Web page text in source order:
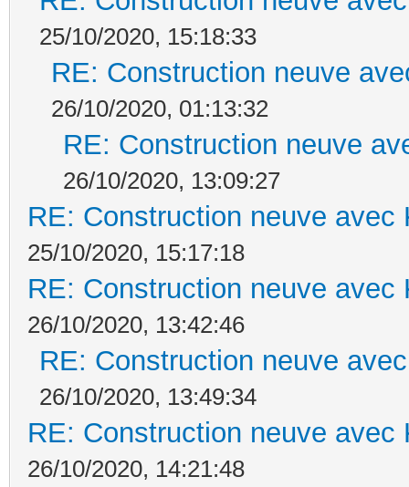
25/10/2020, 15:18:33
RE: Construction neuve
26/10/2020, 01:13:32
RE: Construction neuve
26/10/2020, 13:09:27
RE: Construction neuve avec
25/10/2020, 15:17:18
RE: Construction neuve avec
26/10/2020, 13:42:46
RE: Construction neuve
26/10/2020, 13:49:34
RE: Construction neuve avec
26/10/2020, 14:21:48